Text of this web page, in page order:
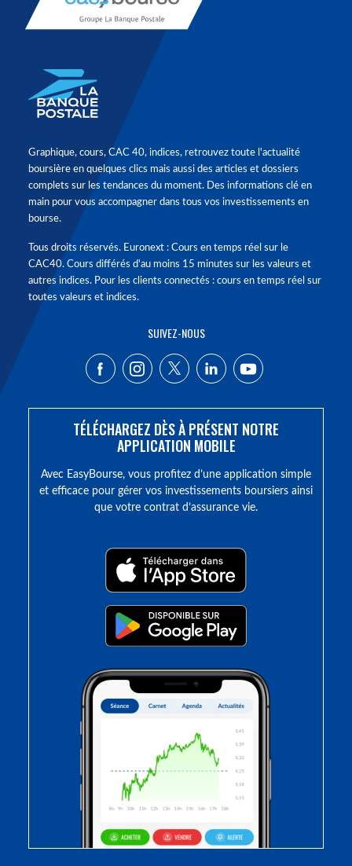
Graphique, cours, CAC 40, indices, retrouvez toute l'actualité
boursière en quelques clics mais aussi des articles et dossiers
complets sur les tendances du moment. Des informations clé en
main pour vous accompagner dans tous vos investissements en
bourse.
Tous droits réservés. Euronext : Cours en temps réel sur le
CAC40. Cours différés d'au moins 15 minutes sur les valeurs et
autres indices. Pour les clients connectés : cours en temps réel sur
toutes valeurs et indices.
SUIVEZ-NOUS
TÉLÉCHARGEZ DÈS À PRÉSENT NOTRE
APPLICATION MOBILE
Avec EasyBourse, vous profitez d’une application simple
et efficace pour gérer vos investissements boursiers ainsi
que votre contrat d’assurance vie.